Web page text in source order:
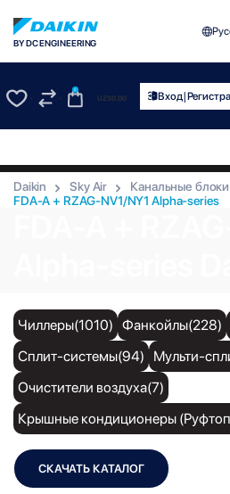
BY DC ENGINEERING
0
UZS0.00 Вход|
Daikin Sky Air
Канальные блоки
FDA-A + RZAG-NV1/NY1 Alpha-series
Чиллеры(1010) Фанкойлы(228)
Сплит-системы(94)
Мульти-
Очистители воздуха(7)
Крышные кондиционеры
СКАЧАТЬ КАТАЛОГ